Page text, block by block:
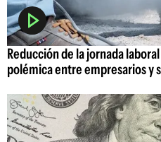
Reducción de la jornada
polémica entre empresarios y